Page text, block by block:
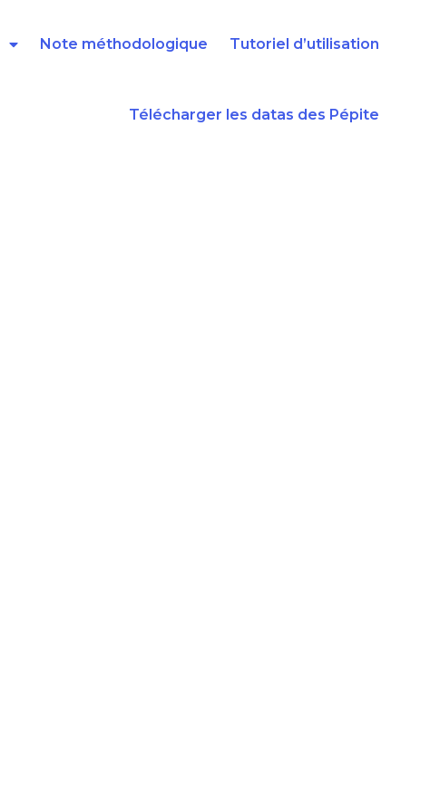
Note méthodologique Tutoriel d’utilisation
Télécharger les datas des Pépite